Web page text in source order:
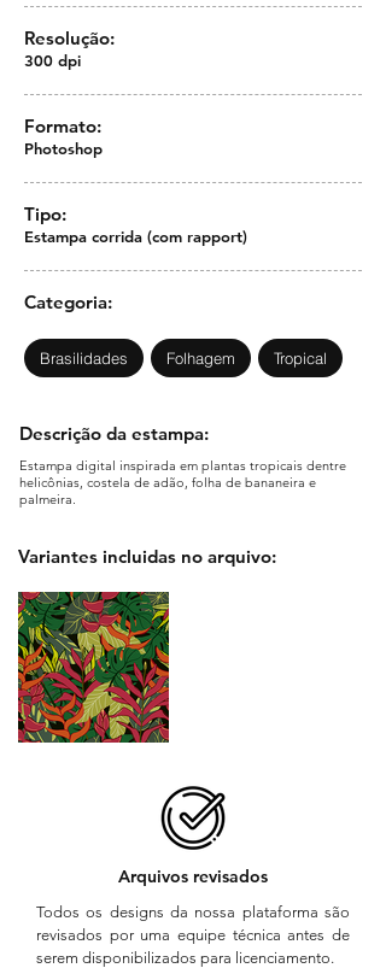
Resolução:
300 dpi
Formato:
Photoshop
Tipo:
Estampa corrida (com rapport)
Categoria:
Brasilidades Folhagem Tropical
Descrição da estampa:
Estampa digital inspirada em plantas tropicais dentre
helicônias, costela de adão, folha de bananeira e
palmeira.
Variantes incluidas no arquivo:
Arquivos revisados
Todos os designs da nossa plataforma são
revisados por uma equipe técnica antes de
serem disponibilizados para licenciamento.